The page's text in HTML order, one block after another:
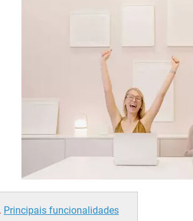
Principais funcionalidades